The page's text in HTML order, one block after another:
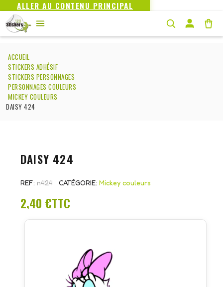
ALLER AU CONTENU PRINCIPAL
ACCUEIL
STICKERS ADHÉSIF
STICKERS PERSONNAGES
PERSONNAGES COULEURS
MICKEY COULEURS
DAISY 424
DAISY 424
REF n424 CATÉGORIE Mickey couleurs
2,40 €TTC